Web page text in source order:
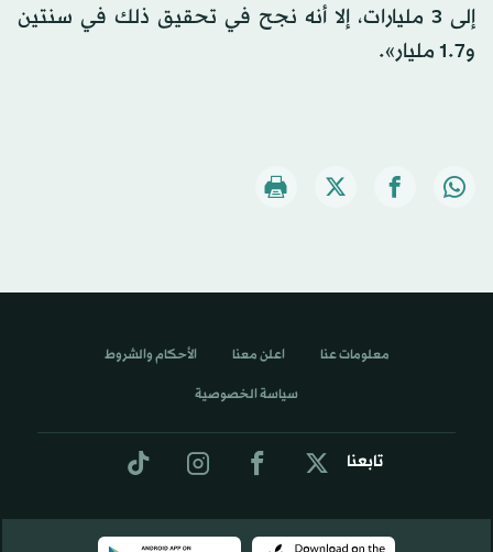
إلى 3 مليارات، إلا أنه نجح في تحقيق ذلك في سنتين
و1.7 مليار».
تابعنا
معلومات عنا اعلن معنا الأحكام والشروط
سياسة الخصوصية